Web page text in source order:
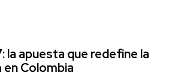
la apuesta que redefine la
en Colombia